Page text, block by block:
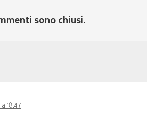
sono chiusi.
18:47